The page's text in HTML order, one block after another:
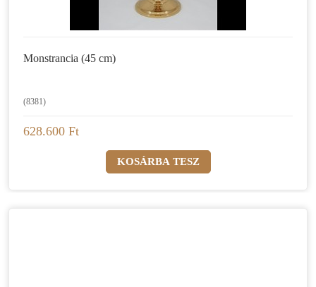
Monstrancia (45 cm)
(8381)
628.600 Ft